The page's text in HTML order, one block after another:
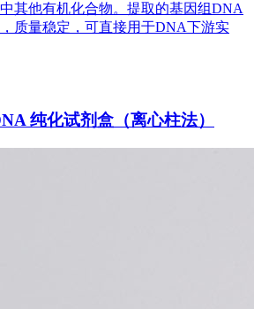
其他有机化合物。提取的基因组DNA
质量稳定，可直接用于DNA下游实
纯化试剂盒（离心柱法）